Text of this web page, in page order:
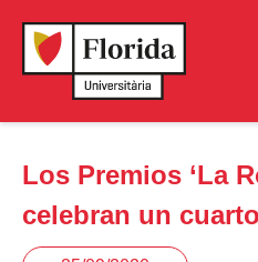
Los Premios ‘La
celebran un